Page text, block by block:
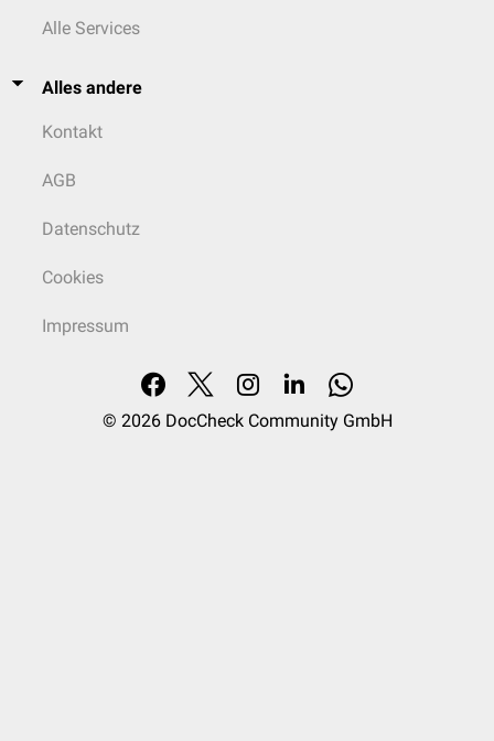
Alle Services
Alles andere
Kontakt
AGB
Datenschutz
Cookies
Impressum
© 2026 DocCheck Community GmbH